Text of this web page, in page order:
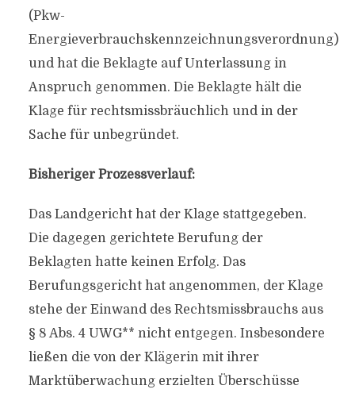
(Pkw-
Energieverbrauchskennzeichnungsverordnung)
und hat die Beklagte auf Unterlassung in
Anspruch genommen. Die Beklagte hält die
Klage für rechtsmissbräuchlich und in der
Sache für unbegründet.
Bisheriger Prozessverlauf:
Das Landgericht hat der Klage stattgegeben.
Die dagegen gerichtete Berufung der
Beklagten hatte keinen Erfolg. Das
Berufungsgericht hat angenommen, der Klage
stehe der Einwand des Rechtsmissbrauchs aus
§ 8 Abs. 4 UWG** nicht entgegen. Insbesondere
ließen die von der Klägerin mit ihrer
Marktüberwachung erzielten Überschüsse